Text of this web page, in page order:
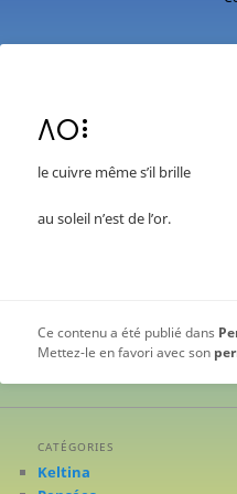
ⴷⵔⵗ
le cuivre même s’il brille
au soleil n’est de l’or.
Ce contenu a été publié dans
Mettez-le en favori avec son
CATÉGORIES
Keltina